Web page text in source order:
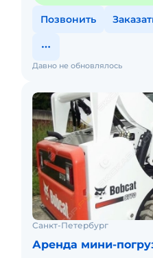
Позвонить
Давно не обновлялось
Санкт-Петербург
Аренда мини-